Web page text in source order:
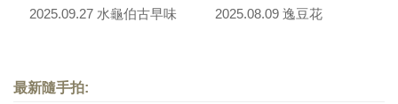
2025.09.27 水龜伯古早味 2025.08.09 逸豆花
最新隨手拍: